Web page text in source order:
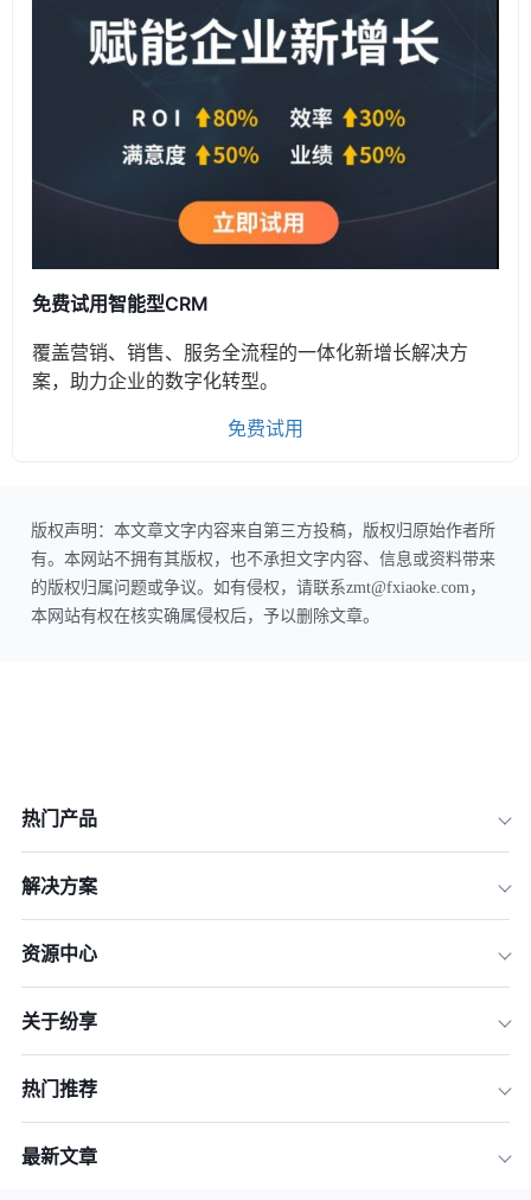
免费试用智能型CRM
覆盖营销、销售、服务全流程的一体化新增长解决方
案，助力企业的数字化转型。
免费试用
版权声明：本文章文字内容来自第三方投稿，版权归原始作者所
有。本网站不拥有其版权，也不承担文字内容、信息或资料带来
的版权归属问题或争议。如有侵权，请联系zmt@fxiaoke.com，
本网站有权在核实确属侵权后，予以删除文章。
热门产品
解决方案
资源中心
关于纷享
热门推荐
最新文章